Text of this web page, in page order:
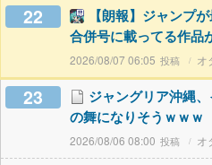
22
【朗報】ジャンプ
合併号に載ってる作品
2026/08/07 06:05 オ
23
ジャングリア沖縄
の舞になりそうｗｗｗ
2026/08/06 08:00 オ